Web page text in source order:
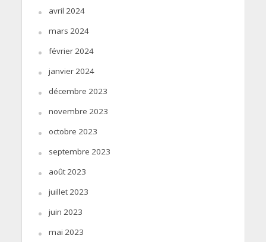
avril 2024
mars 2024
février 2024
janvier 2024
décembre 2023
novembre 2023
octobre 2023
septembre 2023
août 2023
juillet 2023
juin 2023
mai 2023